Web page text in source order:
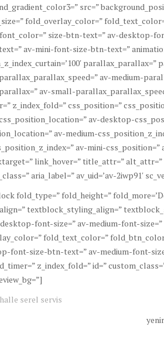
src=”
fold_overlay_color=”
size-btn-text=” av-desktop-
av-mini-font-size-btn-text=”
av-medium-
av-small-
z_index_fold=” css_position=”
av-desktop-
av-medium-
av-mini-
link_hover=” title_attr=” alt_attr=”
aria_label=” av_uid=’av-2iwp91′
fold_type=” fold_height=”
textblock_styling_align=”
desktop-font-size=” av-medium-font-
fold_text_color=”
font-size-btn-text=” av-medium-font-
z_index_fold=” id=”